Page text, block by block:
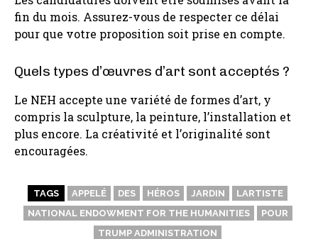
fin du mois. Assurez-vous de respecter ce délai
pour que votre proposition soit prise en compte.
Quels types d’œuvres d’art sont acceptés ?
Le NEH accepte une variété de formes d’art, y
compris la sculpture, la peinture, l’installation et
plus encore. La créativité et l’originalité sont
encouragées.
TAGS APPELÉ DES HÉROS JARDIN
LARTISTE
NATIONAL ENDOWMENT FOR THE HUMANITIES
POUR
TRUMP ADMINISTRATION